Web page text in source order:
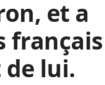
et a
français
de lui.